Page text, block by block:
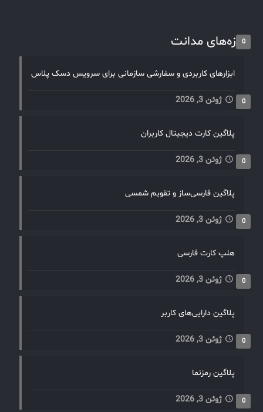
تازه‌های مدانت0
ابزارهای کاربردی و سفارشی سازمانی برای سرویس دسک پلاس
ژوئن 3, 2026 0
پلاگین کارت دیجیتال کاربران
ژوئن 3, 2026 0
پلاگین فارسی‌ساز و تقویم شمسی
ژوئن 3, 2026 0
هلپ کارت فارسی
ژوئن 3, 2026 0
پلاگین دارایی‌های کاربر
ژوئن 3, 2026 0
پلاگین رمزنما
ژوئن 3, 2026 0